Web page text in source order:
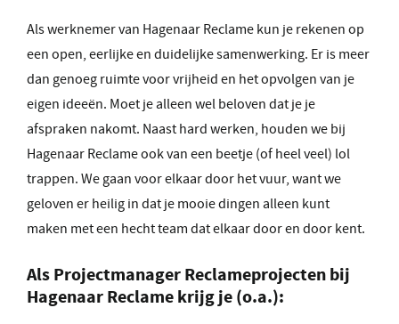
Als werknemer van Hagenaar Reclame kun je rekenen op
een open, eerlijke en duidelijke samenwerking. Er is meer
dan genoeg ruimte voor vrijheid en het opvolgen van je
eigen ideeën. Moet je alleen wel beloven dat je je
afspraken nakomt. Naast hard werken, houden we bij
Hagenaar Reclame ook van een beetje (of heel veel) lol
trappen. We gaan voor elkaar door het vuur, want we
geloven er heilig in dat je mooie dingen alleen kunt
maken met een hecht team dat elkaar door en door kent.
AlsProjectmanager Reclameprojectenbij
Hagenaar Reclame krijg je (o.a.):